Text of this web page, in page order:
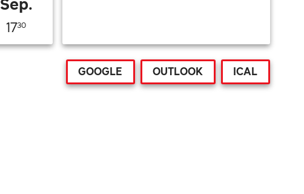
Sep.
1730
GOOGLE OUTLOOK ICAL